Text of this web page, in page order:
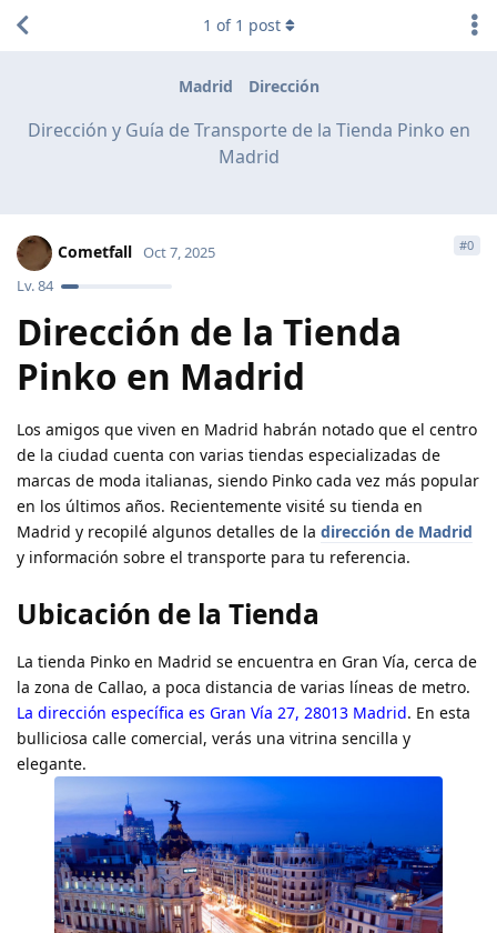
Madrid Dirección
Dirección y Guía de Transporte de la Tienda Pinko en
Madrid
1 of 1 post
Cometfall
Lv.84
Oct 7, 2025 #0
Dirección de la Tienda
Pinko en Madrid
Los amigos que viven en Madrid habrán notado que el centro
de la ciudad cuenta con varias tiendas especializadas de
marcas de moda italianas, siendo Pinko cada vez más popular
en los últimos años. Recientemente visité su tienda en
Madrid y recopilé algunos detalles de la dirección de Madrid
y información sobre el transporte para tu referencia.
Ubicación de la Tienda
La tienda Pinko en Madrid se encuentra en Gran Vía, cerca de
la zona de Callao, a poca distancia de varias líneas de metro.
La dirección específica es Gran Vía 27, 28013 Madrid. En esta
bulliciosa calle comercial, verás una vitrina sencilla y
elegante.